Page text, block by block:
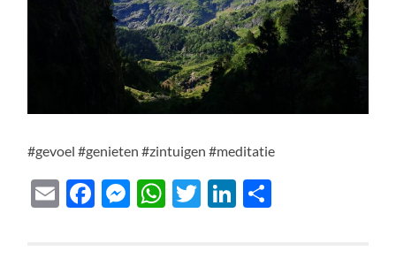
#gevoel #genieten #zintuigen #meditatie
EmailFacebook
Messenger
WhatsApp
TwitterLinkedIn